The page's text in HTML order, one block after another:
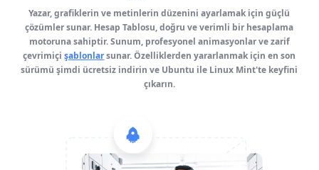
Yazar, grafiklerin ve metinlerin düzenini ayarlamak için güçlü
çözümler sunar. Hesap Tablosu, doğru ve verimli bir hesaplama
motoruna sahiptir. Sunum, profesyonel animasyonlar ve zarif
çevrimiçişablonlarsunar. Özelliklerden yararlanmak için en son
sürümü şimdi ücretsiz indirin ve Ubuntu ile Linux Mint'te keyfini
çıkarın.